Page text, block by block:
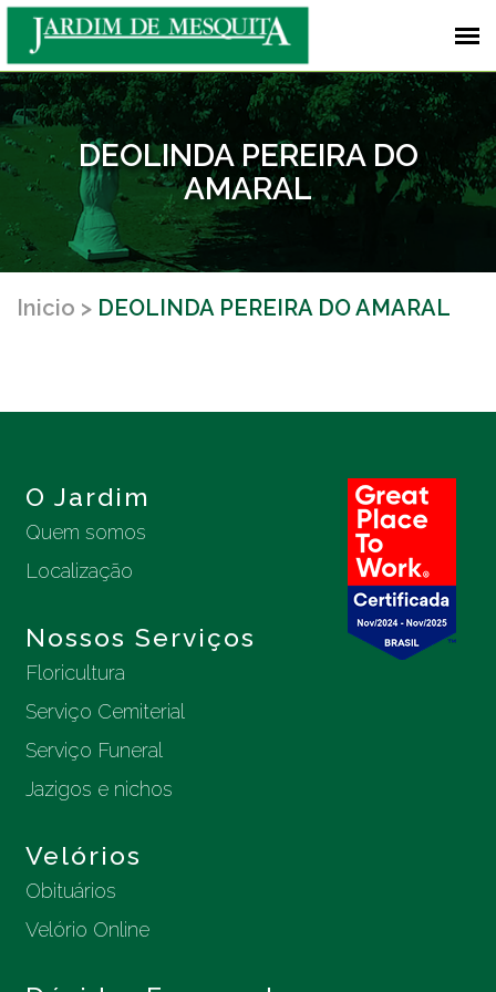
DEOLINDA PEREIRA DO
AMARAL
Inicio DEOLINDA PEREIRA DO AMARAL
O Jardim
Quem somos
Localização
Nossos Serviços
Floricultura
Serviço Cemiterial
Serviço Funeral
Jazigos e nichos
Velórios
Obituários
Velório Online